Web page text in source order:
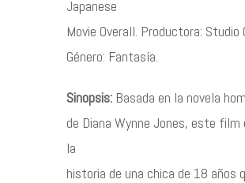
Japanese
Movie Overall. Productora: Studio
Género: Fantasía.
Sinopsis: Basada en la novela
de Diana Wynne Jones, este film
la
historia de una chica de 18 años
©2026 COPYRIGHT FLOTHEMES